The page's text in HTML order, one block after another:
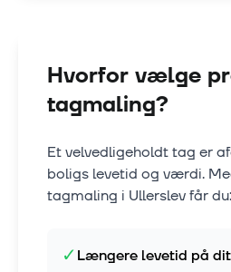
Hvorfor vælge
tagmaling?
Et velvedligeholdt tag er
boligs levetid og værdi.
tagmaling i Ullerslevfår du:
✓Længere levetid på